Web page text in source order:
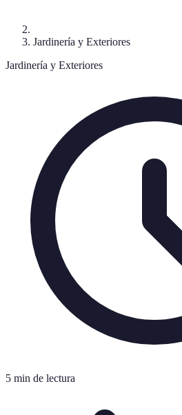
Jardinería y Exteriores
Jardinería y Exteriores
5 min de lectura